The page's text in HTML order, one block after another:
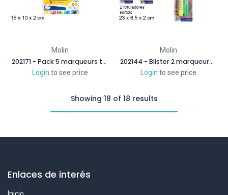
Molin
202171 - Pack 5 marqueurs textiles assortis
Login to see price
Molin
202144 - Blister 2 marqueurs fluorescents assortis
Login to see price
Showing 18 of 18 results
Enlaces de interés